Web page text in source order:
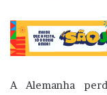
A Alemanha